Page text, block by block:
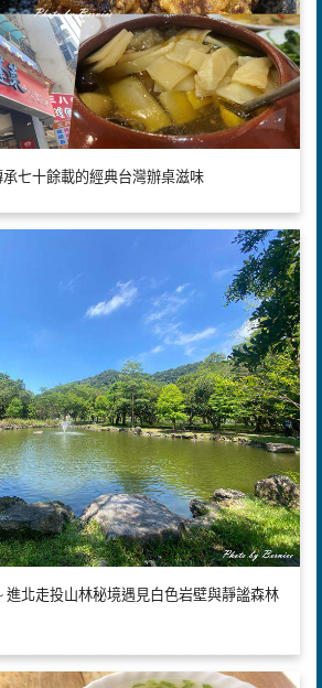
七十餘載的經典台灣辦桌滋味
進北走投山林秘境遇見白色岩壁與靜謐森林